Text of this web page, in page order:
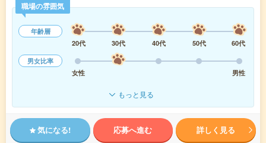
職場の雰囲気
年齢層
20代
30代 40代 50代
60代
男女比率
女性
男性
もっと見る
気になる! 応募へ進む 詳しく見る